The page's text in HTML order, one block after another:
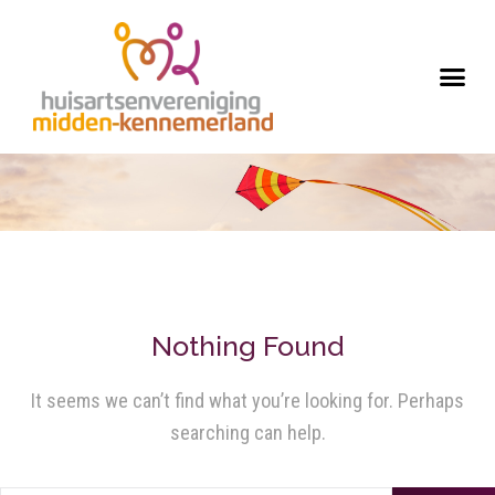
Nothing Found
It seems we can’t find what you’re looking for. Perhaps
searching can help.